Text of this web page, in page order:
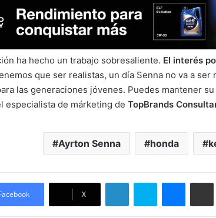
ha hecho un trabajo sobresaliente. El interés
que ser realistas, un día Senna no va a
las generaciones jóvenes. Puedes mantener
especialista de márketing de TopBrands
Ayrton Senna honda
X